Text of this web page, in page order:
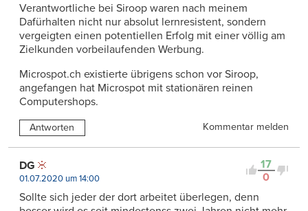
Verantwortliche bei Siroop waren nach meinem
Dafürhalten nicht nur absolut lernresistent, sondern
vergeigten einen potentiellen Erfolg mit einer völlig am
Zielkunden vorbeilaufenden Werbung.
Microspot.ch existierte übrigens schon vor Siroop,
angefangen hat Microspot mit stationären reinen
Computershops.
Antworten Kommentar melden
17
0
DG
01.07.2020 um 14:00
Sollte sich jeder der dort arbeitet überlegen, denn